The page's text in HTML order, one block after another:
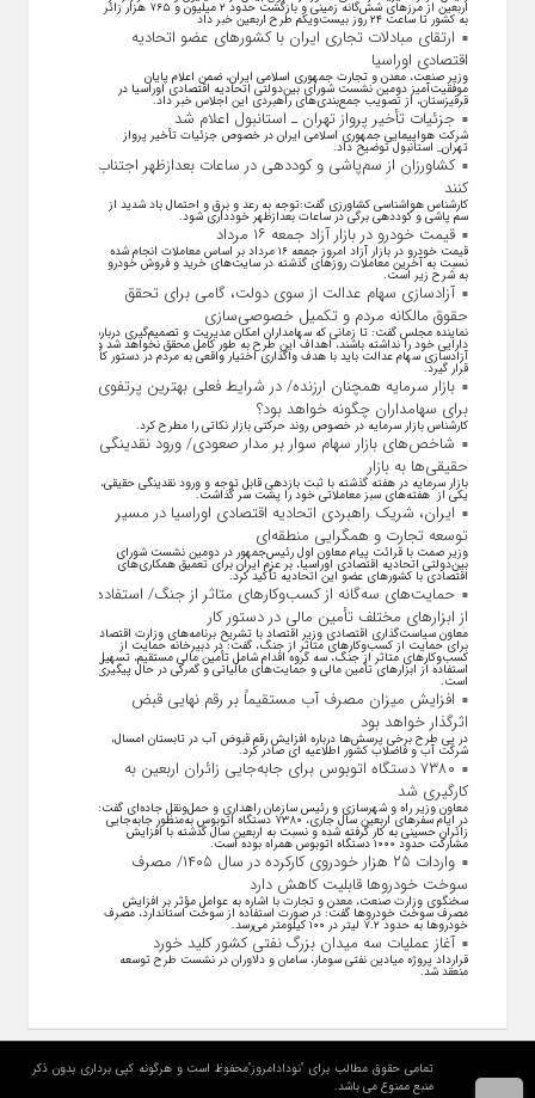
اربعین از مرزهای شش‌گانه زمینی و بازگشت حدود ۲ میلیون و ۷۶۵ هزار زائر
به کشور تا ساعت ۲۴ روز بیست‌ویکم طرح اربعین خبر داد
ارتقای مبادلات تجاری ایران با کشور‌های عضو اتحادیه
اقتصادی اوراسیا
وزیر صنعت، معدن و تجارت جمهوری اسلامی ایران، ضمن اعلام پایان
موفقیت‌آمیز دومین نشست شورای بین‌دولتی اتحادیه اقتصادی اوراسیا در
قرقیزستان، از تصویب جمع‌بندی‌های راهبردی این اجلاس خبر داد.
جزئیات تأخیر پرواز تهران ـ استانبول اعلام شد
شرکت هواپیمایی جمهوری اسلامی ایران در خصوص جزئیات تأخیر پرواز
تهران_ استانبول توضیح داد.
کشاورزان از سم‌پاشی و کوددهی در ساعات بعدازظهر اجتناب
کنند
کارشناس هواشناسی کشاورزی گفت:توجه به رعد و برق و احتمال باد شدید از
سم پاشی و کوددهی برگی در ساعات بعدازظهر خودداری شود.
قیمت خودرو در بازار آزاد جمعه ۱۶ مرداد
قیمت خودرو در بازار آزاد امروز جمعه ۱۶ مرداد بر اساس معاملات انجام شده
نسبت به آخرین معاملات روز‌های گذشته در سایت‌های خرید و فروش خودرو
به شرح زیر است.
آزادسازی سهام عدالت از سوی دولت، گامی برای تحقق
حقوق مالکانه مردم و تکمیل خصوصی‌سازی
نماینده مجلس گفت: تا زمانی که سهامداران امکان مدیریت و تصمیم‌گیری درباره
دارایی خود را نداشته باشند، اهداف این طرح به طور کامل محقق نخواهد شد و
آزادسازی سهام عدالت باید با هدف واگذاری اختیار واقعی به مردم در دستور کار
قرار گیرد.
بازار سرمایه همچنان ارزنده/ در شرایط فعلی بهترین پرتفوی
برای سهامداران چگونه خواهد بود؟
کارشناس بازار سرمایه در خصوص روند حرکتی بازار نکاتی را مطرح کرد.
شاخص‌های بازار سهام سوار بر مدار صعودی/ ورود نقدینگی
حقیقی‌ها به بازار
بازار سرمایه در هفته گذشته با ثبت بازدهی قابل توجه و ورود نقدینگی حقیقی،
یکی از هفته‌های سبز معاملاتی خود را پشت سر گذاشت.
ایران، شریک راهبردی اتحادیه اقتصادی اوراسیا در مسیر
توسعه تجارت و همگرایی منطقه‌ای
وزیر صمت با قرائت پیام معاون اول رئیس‌جمهور در دومین نشست شورای
بین‌دولتی اتحادیه اقتصادی اوراسیا، بر عزم ایران برای تعمیق همکاری‌های
اقتصادی با کشورهای عضو این اتحادیه تأکید کرد.
حمایت‌های سه‌گانه از کسب‌وکارهای متاثر از جنگ/ استفاده
از ابزارهای مختلف تأمین مالی در دستور کار
معاون سیاست‌گذاری اقتصادی وزیر اقتصاد با تشریح برنامه‌های وزارت اقتصاد
برای حمایت از کسب‌وکار‌های متاثر از جنگ، گفت: در دبیرخانه حمایت از
کسب‌وکار‌های متاثر از جنگ، سه گروه اقدام شامل تأمین مالی مستقیم، تسهیل
استفاده از ابزار‌های تأمین مالی و حمایت‌های مالیاتی و گمرکی در حال پیگیری
است.
افزایش میزان مصرف آب مستقیماً بر رقم نهایی قبض
اثرگذار خواهد بود
در پی طرح برخی پرسش‌ها درباره افزایش رقم قبوض آب در تابستان امسال،
شرکت آب و فاضلاب کشور اطلاعیه ای صادر کرد.
۷۳۸۰ دستگاه اتوبوس برای جابه‌جایی زائران اربعین به
کارگیری شد
معاون وزیر راه و شهرسازی و رئیس سازمان راهداری و حمل‌ونقل جاده‌ای گفت:
در ایام سفرهای اربعین سال جاری، ۷۳۸۰ دستگاه اتوبوس به‌منظور جابه‌جایی
زائران حسینی به‌ کار گرفته شده و نسبت به اربعین سال گذشته با افزایش
مشارکت حدود ۱۰۰۰ دستگاه اتوبوس همراه بوده است.
واردات ۲۵ هزار خودروی کارکرده در سال ۱۴۰۵/ مصرف
سوخت خودرو‌ها قابلیت کاهش دارد
سخنگوی وزارت صنعت، معدن و تجارت با اشاره به عوامل مؤثر بر افزایش
مصرف سوخت خودرو‌ها گفت: در صورت استفاده از سوخت استاندارد، مصرف
خودرو‌ها به حدود ۷.۲ لیتر در ۱۰۰ کیلومتر می‌رسد.
آغاز عملیات سه میدان بزرگ نفتی کشور کلید خورد
قرارداد پروژه میادین نفتی سومار، سامان و دلاوران در نشست طرح توسعه
منعقد شد.
تمامی حقوق مطالب برای "نودادامروز"محفوظ است و هرگونه کپی برداری بدون ذکر
منبع ممنوع می باشد.